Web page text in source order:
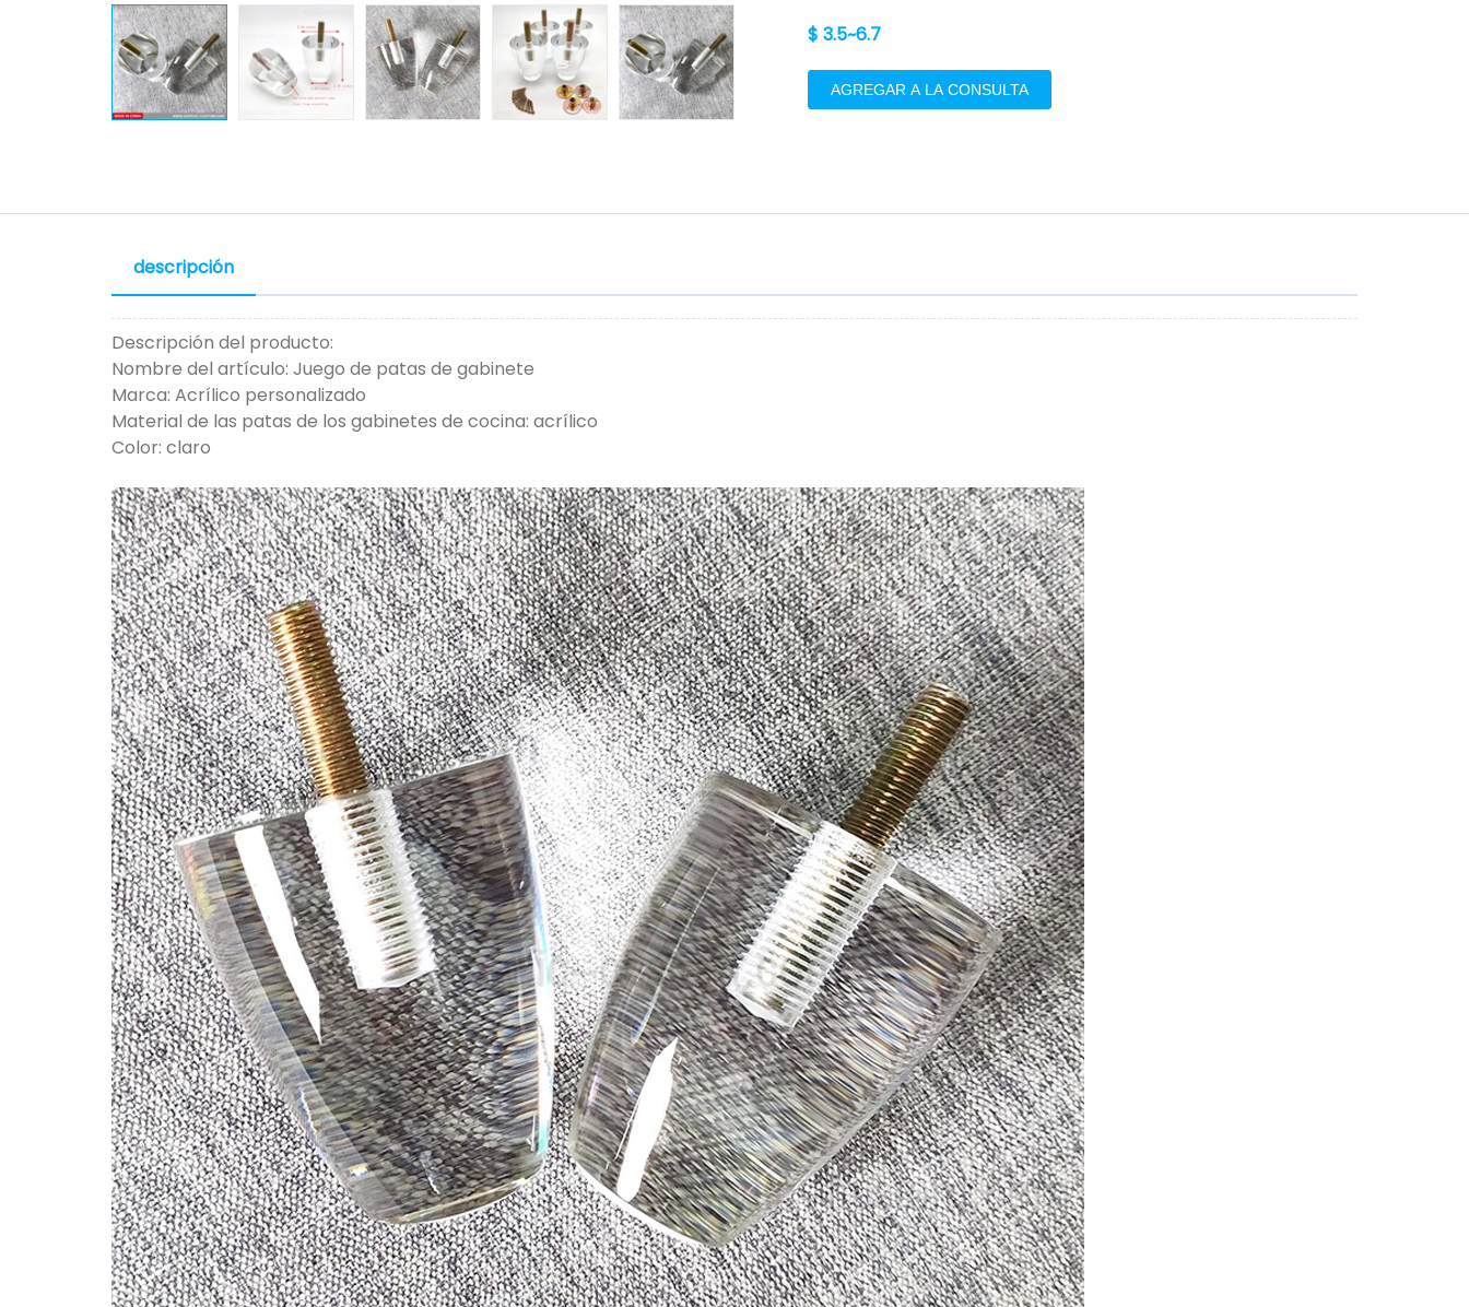
$ 3.5~6.7
AGREGAR A LA CONSULTA
descripción
Descripción del producto:
Nombre del artículo: Juego de patas de gabinete
Marca: Acrílico personalizado
Material de las patas de los gabinetes de cocina: acrílico
Color: claro